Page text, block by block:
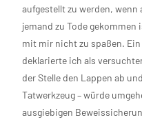
aufgestellt zu werden,
jemand zu Tode
mit mir nicht zu spaßen.
deklarierte ich als
der Stelle den Lappen ab
Tatwerkzeug – würde
ausgiebigen